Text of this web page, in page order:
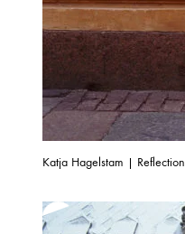
Katja Hagelstam | Reflection